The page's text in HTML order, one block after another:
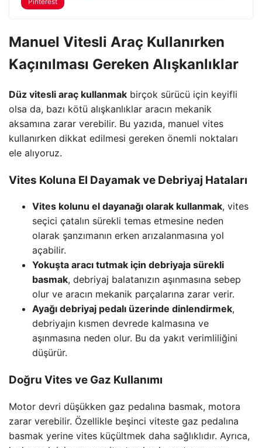
Manuel Vitesli Araç Kullanırken
Kaçınılması Gereken Alışkanlıklar
Düz vitesli araç kullanmak birçok sürücü için keyifli
olsa da, bazı kötü alışkanlıklar aracın mekanik
aksamına zarar verebilir. Bu yazıda, manuel vites
kullanırken dikkat edilmesi gereken önemli noktaları
ele alıyoruz.
Vites Koluna El Dayamak ve Debriyaj Hataları
Vites kolunu el dayanağı olarak kullanmak, vites
seçici çatalın sürekli temas etmesine neden
olarak şanzımanın erken arızalanmasına yol
açabilir.
Yokuşta aracı tutmak için debriyaja sürekli
basmak, debriyaj balatanızın aşınmasına sebep
olur ve aracın mekanik parçalarına zarar verir.
Ayağı debriyaj pedalı üzerinde dinlendirmek,
debriyajın kısmen devrede kalmasına ve
aşınmasına neden olur. Bu da yakıt verimliliğini
düşürür.
Doğru Vites ve Gaz Kullanımı
Motor devri düşükken gaz pedalına basmak, motora
zarar verebilir. Özellikle beşinci viteste gaz pedalına
basmak yerine vites küçültmek daha sağlıklıdır. Ayrıca,